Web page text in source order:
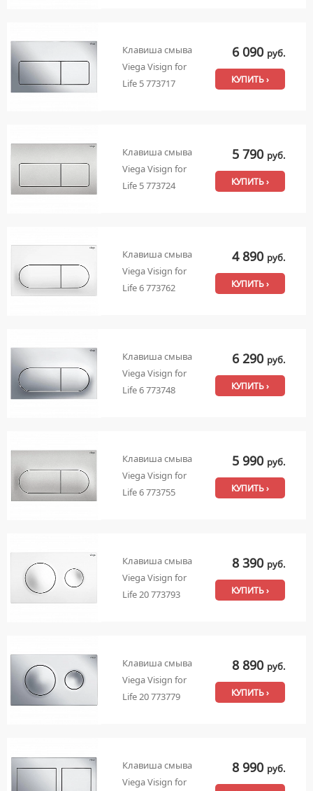
Клавиша смыва
Viega Visign for
Life 5 773717
6 090 руб.
КУПИТЬ ›
Клавиша смыва
Viega Visign for
Life 5 773724
5 790 руб.
КУПИТЬ ›
Клавиша смыва
Viega Visign for
Life 6 773762
4 890 руб.
КУПИТЬ ›
Клавиша смыва
Viega Visign for
Life 6 773748
6 290 руб.
КУПИТЬ ›
Клавиша смыва
Viega Visign for
Life 6 773755
5 990 руб.
КУПИТЬ ›
Клавиша смыва
Viega Visign for
Life 20 773793
8 390 руб.
КУПИТЬ ›
Клавиша смыва
Viega Visign for
Life 20 773779
8 890 руб.
КУПИТЬ ›
Клавиша смыва
Viega Visign for
8 990 руб.